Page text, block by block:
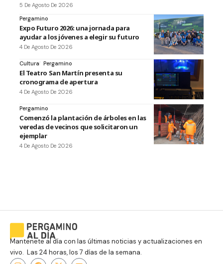
5 De Agosto De 2026
Pergamino
Expo Futuro 2026: una jornada para
ayudar a los jóvenes a elegir su futuro
4 De Agosto De 2026
Cultura Pergamino
El Teatro San Martín presenta su
cronograma de apertura
4 De Agosto De 2026
Pergamino
Comenzó la plantación de árboles en las
veredas de vecinos que solicitaron un
ejemplar
4 De Agosto De 2026
Mantenete al día con las últimas noticias y actualizaciones en
vivo. Las 24 horas, los 7 días de la semana.